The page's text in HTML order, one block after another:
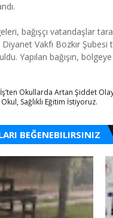
bağışçı vatandaşlar
Vakfı Bozkır Şubesi
Yapılan bağışın,
Okullarda Artan Şiddet
Sağlıklı Eğitim İstiyoruz.
BEĞENEBILIRSINIZ